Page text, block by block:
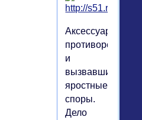
Аксессуар
противоречивый
и
вызвавший
яростные
споры.
Дело